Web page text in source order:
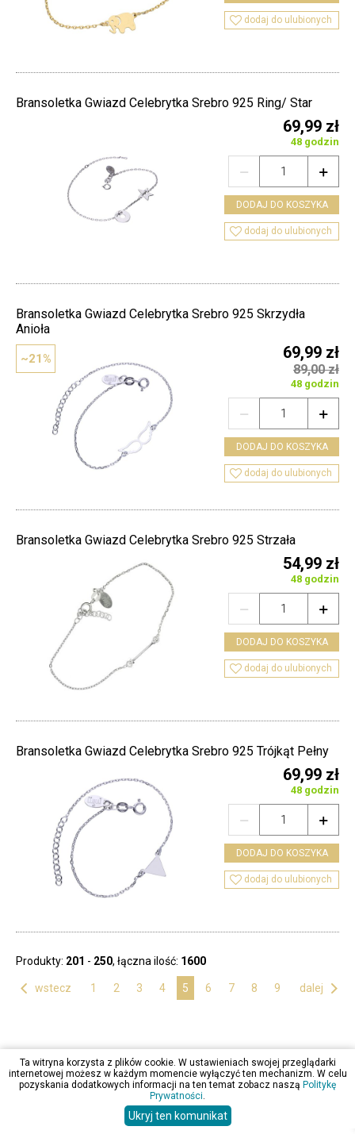
 dodaj do ulubionych
Bransoletka Gwiazd Celebrytka Srebro 925 Ring/ Star
69,99 zł
48 godzin


DODAJ DO KOSZYKA
 dodaj do ulubionych
~21%
Bransoletka Gwiazd Celebrytka Srebro 925 Skrzydła
Anioła
69,99 zł
89,00 zł
48 godzin


DODAJ DO KOSZYKA
 dodaj do ulubionych
Bransoletka Gwiazd Celebrytka Srebro 925 Strzała
54,99 zł
48 godzin


DODAJ DO KOSZYKA
 dodaj do ulubionych
Bransoletka Gwiazd Celebrytka Srebro 925 Trójkąt Pełny
69,99 zł
48 godzin


DODAJ DO KOSZYKA
 dodaj do ulubionych
Produkty: 201 - 250, łączna ilość: 1600
 wstecz 1 2 3 4 5 6 7 8 9 dalej 
BESTSELLERY
Ta witryna korzysta z plików cookie. W ustawieniach swojej przeglądarki
internetowej możesz w każdym momencie wyłączyć ten mechanizm. W celu
pozyskania dodatkowych informacji na ten temat zobacz naszą Politykę
Prywatności.
Ukryj ten komunikat